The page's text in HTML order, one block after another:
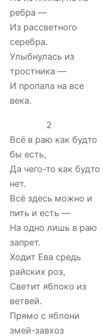
ребра —
Из рассветного
серебра.
Улыбнулась из
тростника —
И пропала на все
века.
2
Всё в раю как будто
бы есть,
Да чего-то как будто
нет.
Всё здесь можно и
пить и есть —
На одно лишь в раю
запрет.
Ходит Ева средь
райских роз,
Светит яблоко из
ветвей.
Прямо с яблони
змей-завхоз